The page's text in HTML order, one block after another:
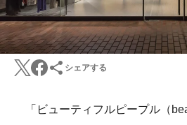
シェアする
「ビューティフルピープル（